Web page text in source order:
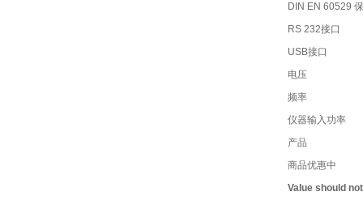
DIN EN 60529
RS 232接口
USB接口
电压
频率
仪器输入功率
产品
商品优惠中
Value should